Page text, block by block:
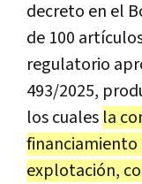
decreto en el
de 100
regulatorio
493/2025,
los cuales la
financiamiento
explotación,